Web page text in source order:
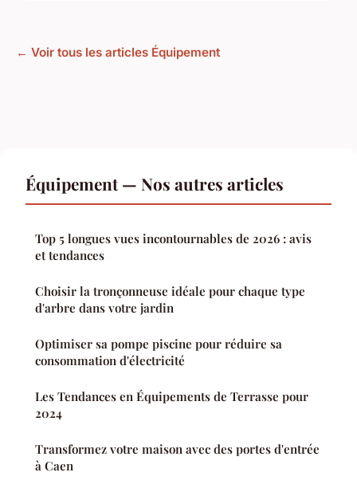
← Voir tous les articles Équipement
Équipement — Nos autres articles
Top 5 longues vues incontournables de 2026 : avis
et tendances
Choisir la tronçonneuse idéale pour chaque type
d'arbre dans votre jardin
Optimiser sa pompe piscine pour réduire sa
consommation d'électricité
Les Tendances en Équipements de Terrasse pour
2024
Transformez votre maison avec des portes d'entrée
à Caen